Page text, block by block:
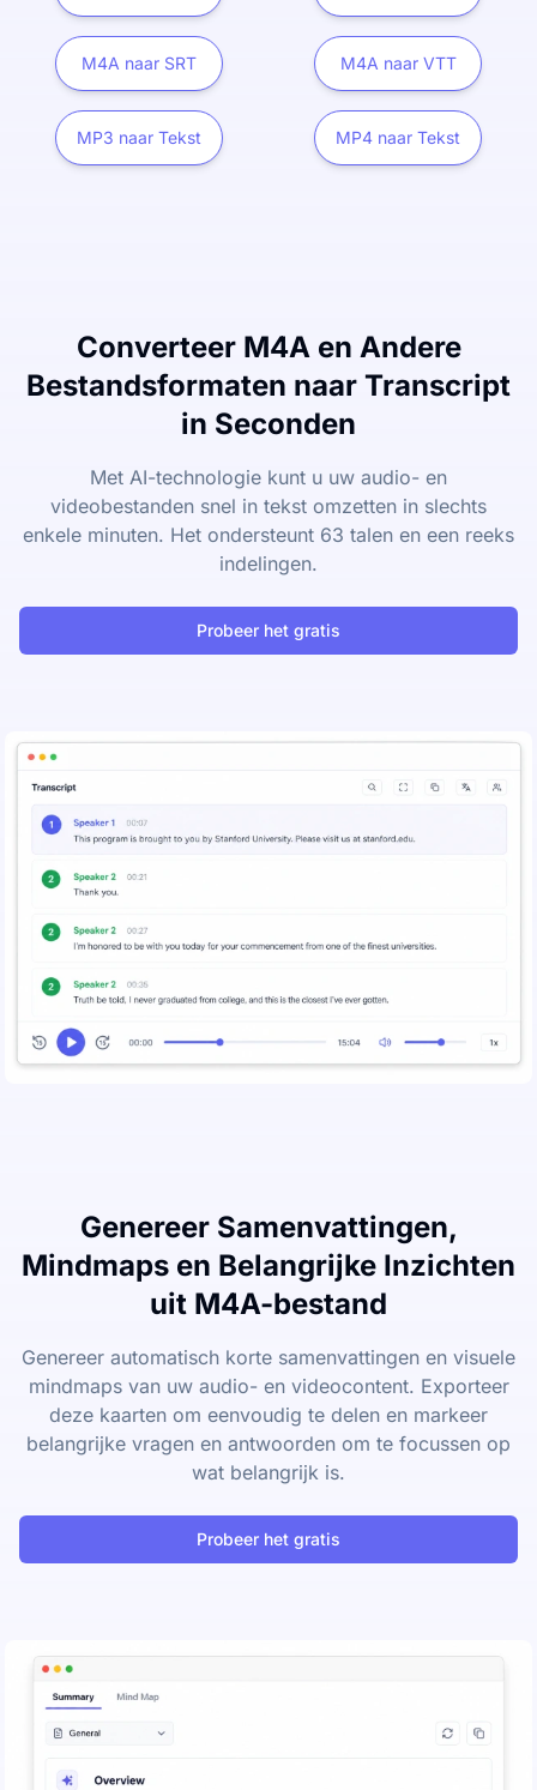
M4A naar SRT M4A naar VTT
MP3 naar Tekst MP4 naar Tekst
Converteer M4A en Andere
Bestandsformaten naar Transcript
in Seconden
Met AI-technologie kunt u uw audio- en
videobestanden snel in tekst omzetten in slechts
enkele minuten. Het ondersteunt 63 talen en een reeks
indelingen.
Probeer het gratis
Genereer Samenvattingen,
Mindmaps en Belangrijke Inzichten
uit M4A-bestand
Genereer automatisch korte samenvattingen en visuele
mindmaps van uw audio- en videocontent. Exporteer
deze kaarten om eenvoudig te delen en markeer
belangrijke vragen en antwoorden om te focussen op
wat belangrijk is.
Probeer het gratis